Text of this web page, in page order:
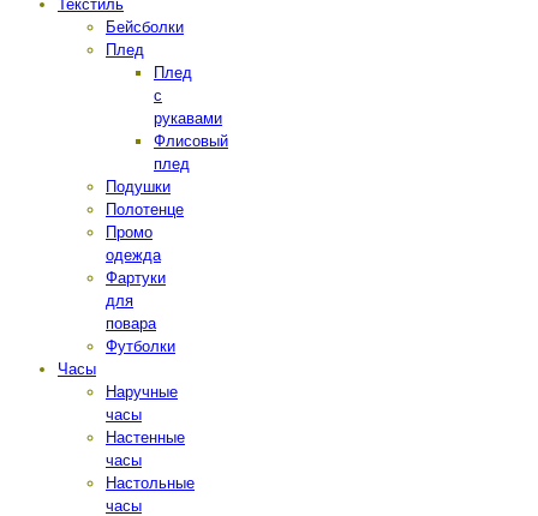
Текстиль
Бейсболки
Плед
Плед
с
рукавами
Флисовый
плед
Подушки
Полотенце
Промо
одежда
Фартуки
для
повара
Футболки
Часы
Наручные
часы
Настенные
часы
Настольные
часы